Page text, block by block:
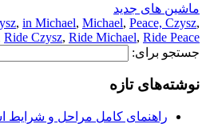
ماشین های جدید
, in Michael, Michael, Peace, Czysz,
Ride Czysz, Ride Michael, Ride Peace,
جستجو برای:
نوشته‌های تازه